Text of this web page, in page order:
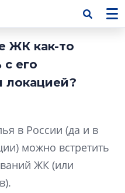
ЖК как-то
его
локацией?
в России (да и в
можно встретить
ЖК (или